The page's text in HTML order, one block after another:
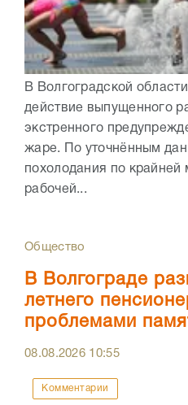
В Волгоградской
действие выпущенного
экстренного
жаре. По уточнённым
похолодания по крайней
рабочей...
Общество
В Волгограде
летнего
проблемами
08.08.2026 10:55
Комментарии